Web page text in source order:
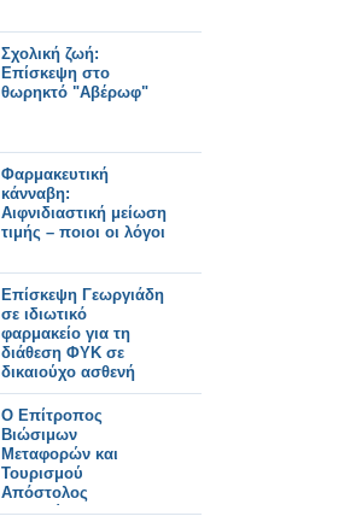
Σχολική ζωή:
Επίσκεψη στο
θωρηκτό "Αβέρωφ"
Φαρμακευτική
κάνναβη:
Αιφνιδιαστική μείωση
τιμής – ποιοι οι λόγοι
Επίσκεψη Γεωργιάδη
σε ιδιωτικό
φαρμακείο για τη
διάθεση ΦΥΚ σε
δικαιούχο ασθενή
Ο Επίτροπος
Βιώσιμων
Μεταφορών και
Τουρισμού
Απόστολος
Τζιτζικώστας σε